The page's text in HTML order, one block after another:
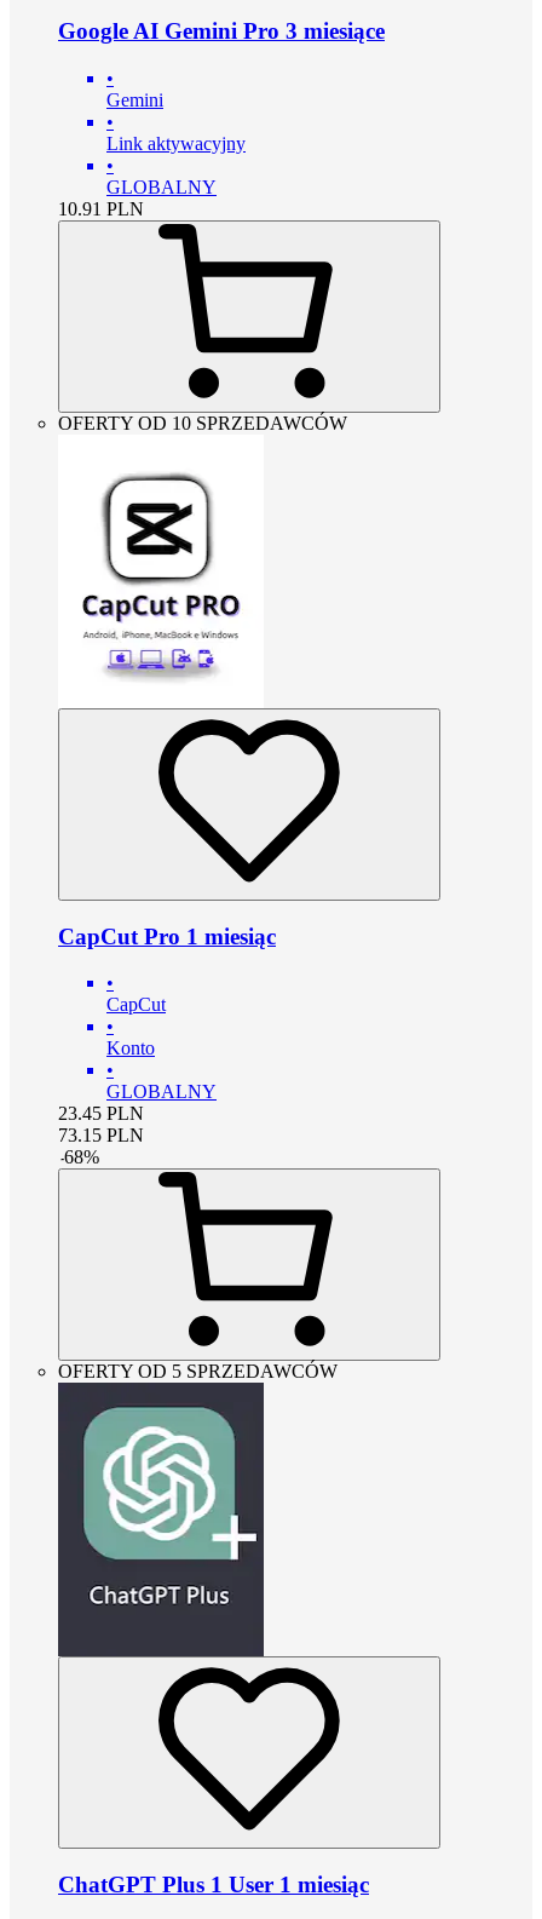
Google AI Gemini Pro 3 miesiące
•
Gemini
•
Link aktywacyjny
•
GLOBALNY
10.91 PLN
OFERTY OD 10 SPRZEDAWCÓW
CapCut Pro 1 miesiąc
•
CapCut
•
Konto
•
GLOBALNY
23.45 PLN
73.15 PLN
-68%
OFERTY OD 5 SPRZEDAWCÓW
ChatGPT Plus 1 User 1 miesiąc